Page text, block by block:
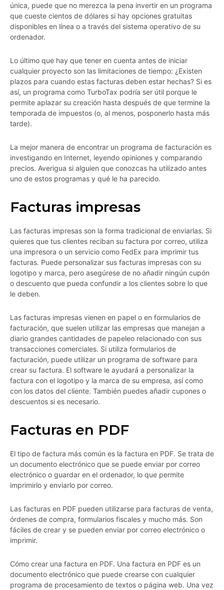
única, puede que no merezca la pena invertir en un programa
que cueste cientos de dólares si hay opciones gratuitas
disponibles en línea o a través del sistema operativo de su
ordenador.
Lo último que hay que tener en cuenta antes de iniciar
cualquier proyecto son las limitaciones de tiempo: ¿Existen
plazos para cuando estas facturas deben estar hechas? Si es
así, un programa como TurboTax podría ser útil porque le
permite aplazar su creación hasta después de que termine la
temporada de impuestos (o, al menos, posponerlo hasta más
tarde).
La mejor manera de encontrar un programa de facturación es
investigando en Internet, leyendo opiniones y comparando
precios. Averigua si alguien que conozcas ha utilizado antes
uno de estos programas y qué le ha parecido.
Facturas impresas
Las facturas impresas son la forma tradicional de enviarlas. Si
quieres que tus clientes reciban su factura por correo, utiliza
una impresora o un servicio como FedEx para imprimir tus
facturas. Puede personalizar sus facturas impresas con su
logotipo y marca, pero asegúrese de no añadir ningún cupón
o descuento que pueda confundir a los clientes sobre lo que
le deben.
Las facturas impresas vienen en papel o en formularios de
facturación, que suelen utilizar las empresas que manejan a
diario grandes cantidades de papeleo relacionado con sus
transacciones comerciales. Si utiliza formularios de
facturación, puede utilizar un programa de software para
crear su factura. El software le ayudará a personalizar la
factura con el logotipo y la marca de su empresa, así como
con los datos del cliente. También puedes añadir cupones o
descuentos si es necesario.
Facturas en PDF
El tipo de factura más común es la factura en PDF. Se trata de
un documento electrónico que se puede enviar por correo
electrónico o guardar en el ordenador, lo que permite
imprimirlo y enviarlo por correo.
Las facturas en PDF pueden utilizarse para facturas de venta,
órdenes de compra, formularios fiscales y mucho más. Son
fáciles de crear y se pueden enviar por correo electrónico o
imprimir.
Cómo crear una factura en PDF. Una factura en PDF es un
documento electrónico que puede crearse con cualquier
programa de procesamiento de textos o página web. Una vez